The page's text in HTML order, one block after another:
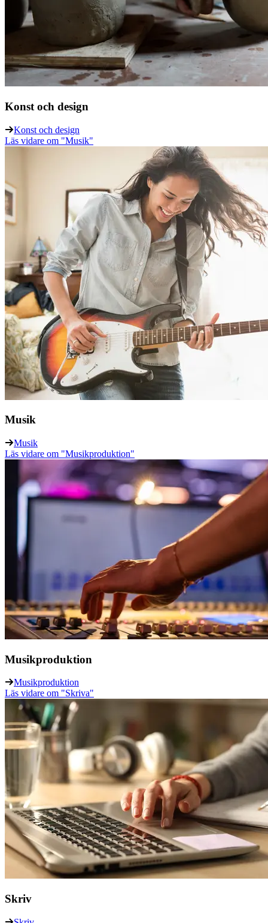
Konst och design
Konst och design
Läs vidare om "Musik"
Musik
Musik
Läs vidare om "Musikproduktion"
Musikproduktion
Musikproduktion
Läs vidare om "Skriva"
Skriv